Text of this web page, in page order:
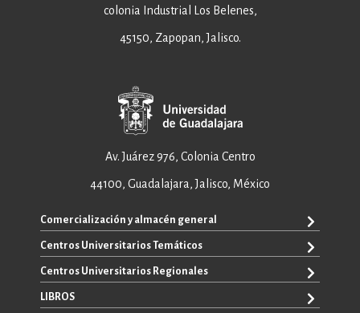
colonia Industrial Los Belenes,
45150, Zapopan, Jalisco.
Av. Juárez 976, Colonia Centro
44100, Guadalajara, Jalisco, México
Comercialización y almacén general
+52 33 3640 6326
+52 33 3640 4595
ventas@editorial.udg.mx
Centros Universitarios Temáticos
CUAAD
CUCEA
Centros Universitarios Regionales
CUALTOS
LIBROS